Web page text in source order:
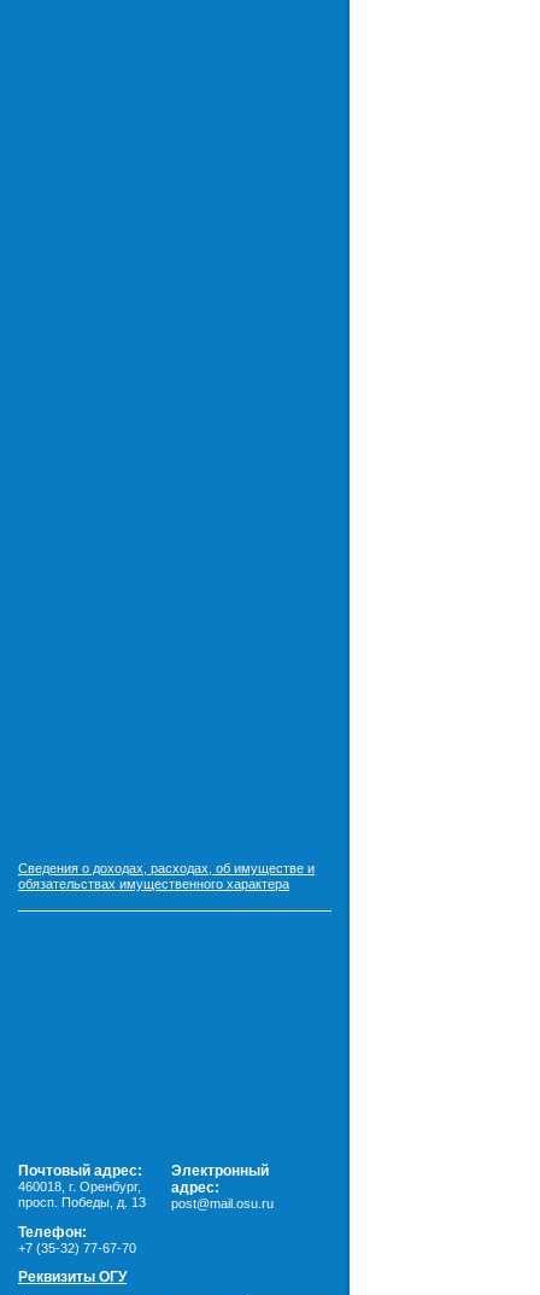
Сведения о доходах, расходах, об имуществе и
обязательствах имущественного характера
Почтовый адрес:
460018 г. Оренбург,
просп. Победы, д. 13
Электронный
адрес:
post@mail.osu.ru
Телефон:
+7 (35-32) 77-67-70
Реквизиты ОГУ